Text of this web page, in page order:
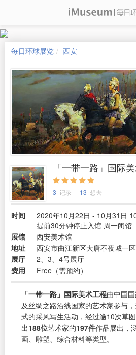
每日环球展览 西安
「一带一路」国际
3 记录 13 想去
时间
2020年10月22日 - 10月31日
提前30分钟停止入馆 周一闭馆
展馆
西安美术馆
地址
西安市曲江新区大唐不夜城一区
展厅
2、3、4号展厅
费用
Free（需预约）
「一带一路」国际美术工程由中国
及丝绸之路沿线国家的艺术家参与
式的采风写生活动，经过逾10次草
出188位艺术家的197件作品展出，
画、雕塑、综合材料等类型。